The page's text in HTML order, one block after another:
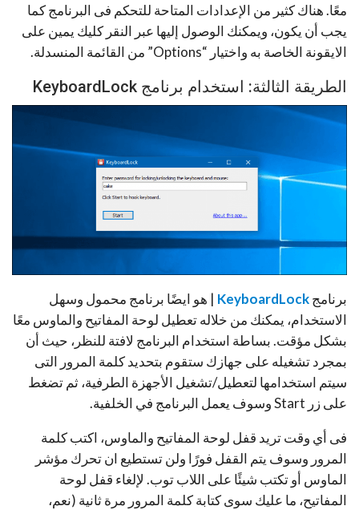
معًا. هناك كثير من الإعدادات المتاحة للتحكم فى البرنامج كما
يجب أن يكون، ويمكنك الوصول إليها عبر النقر كليك يمين على
الايقونة الخاصة به واختيار “Options” من القائمة المنسدلة.
الطريقة الثالثة: استخدام برنامج KeyboardLock
برنامجKeyboardLock | هو ايضًا برنامج محمول وسهل
الاستخدام، يمكنك من خلاله تعطيل لوحة المفاتيح والماوس معًا
بشكل مؤقت. بساطة استخدام البرنامج لافتة للنظر، حيث أن
بمجرد تشغيله على جهازك ستقوم بتحديد كلمة المرور التى
سيتم استخدامها لتعطيل/تشغيل الأجهزة الطرفية، ثم تضغط
على زر Start وسوف يعمل البرنامج في الخلفية.
فى أي وقت تريد قفل لوحة المفاتيح والماوس، اكتب كلمة
المرور وسوف يتم القفل فورًا ولن تستطيع ان تحرك مؤشر
الماوس أو تكتب شيئًا على اللاب توب. لإلغاء قفل لوحة
المفاتيح، ما عليك سوى كتابة كلمة المرور مرة ثانية (نعم،